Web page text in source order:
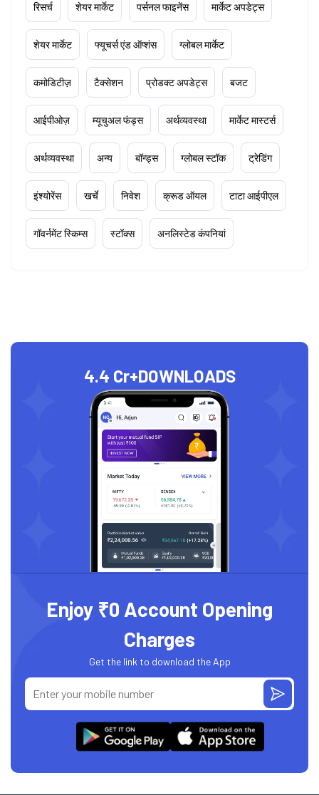
रिसर्च शेयर मार्केट पर्सनल फाइनेंस मार्केट अपडेट्स
शेयर मार्केट फ्यूचर्स एंड ऑप्शंस ग्लोबल मार्केट
कमोडिटीज़ टैक्सेशन प्रोडक्ट अपडेट्स बजट
आईपीओज़ म्यूचुअल फंड्स अर्थव्यवस्था मार्केट मास्टर्स
अर्थव्यवस्था अन्य बॉन्ड्स ग्लोबल स्टॉक ट्रेडिंग
इंश्योरेंस खर्चे निवेश क्रूड ऑयल टाटा आईपीएल
गॉवर्नमेंट स्किम्स स्टॉक्स अनलिस्टेड कंपनियां
4.4 Cr+DOWNLOADS
Enjoy ₹0 Account Opening
Charges
Get the link to download the App